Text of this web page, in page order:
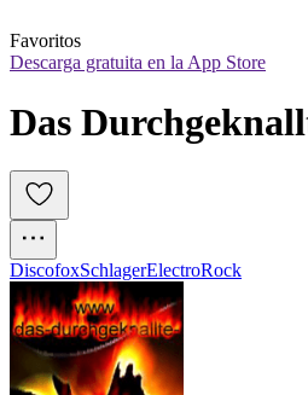
Favoritos
Descarga gratuita en la App Store
Das
DiscofoxSchlagerElectroRock